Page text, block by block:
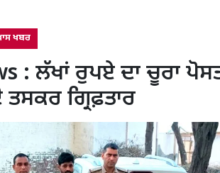
ਖਬਰ
: ਲੱਖਾਂ ਰੁਪਏ ਦਾ ਚੂਰਾ
ਗ੍ਰਿਫ਼ਤਾਰ